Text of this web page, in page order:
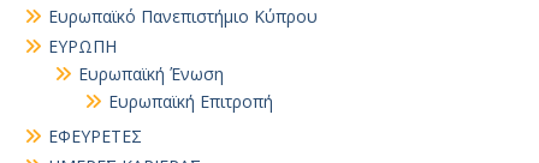
Ευρωπαϊκό Πανεπιστήμιο Κύπρου
ΕΥΡΩΠΗ
Ευρωπαϊκή Ένωση
Ευρωπαϊκή Επιτροπή
ΕΦΕΥΡΕΤΕΣ